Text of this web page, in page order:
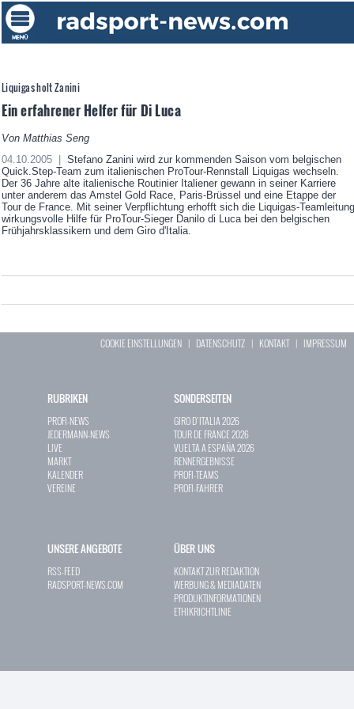
Liquigas holt Zanini
Ein erfahrener Helfer für Di Luca
Von Matthias Seng
04.10.2005 |
Stefano Zanini wird zur kommenden Saison vom belgischen
Quick.Step-Team zum italienischen ProTour-Rennstall Liquigas wechseln.
Der 36 Jahre alte italienische Routinier Italiener gewann in seiner Karriere
unter anderem das Amstel Gold Race, Paris-Brüssel und eine Etappe der
Tour de France. Mit seiner Verpflichtung erhofft sich die Liquigas-Teamleitung
wirkungsvolle Hilfe für ProTour-Sieger Danilo di Luca bei den belgischen
Frühjahrsklassikern und dem Giro d'Italia.
COOKIE EINSTELLUNGEN | DATENSCHUTZ | KONTAKT| IMPRESSUM
RUBRIKEN
PROFI-NEWS
JEDERMANN-NEWS
LIVE
MARKT
KALENDER
VEREINE
SONDERSEITEN
GIRO D`ITALIA 2026
TOUR DE FRANCE 2026
VUELTA A ESPAÑA 2026
RENNERGEBNISSE
PROFI-TEAMS
PROFI-FAHRER
UNSERE ANGEBOTE
RSS-FEED
RADSPORT-NEWS.COM
ÜBER UNS
KONTAKT ZUR REDAKTION
WERBUNG & MEDIADATEN
PRODUKTINFORMATIONEN
ETHIKRICHTLINIE